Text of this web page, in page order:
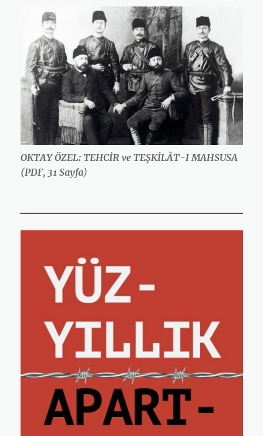
OKTAY ÖZEL: TEHCİR ve TEŞKİLÂT-I MAHSUSA
(PDF, 31 Sayfa)